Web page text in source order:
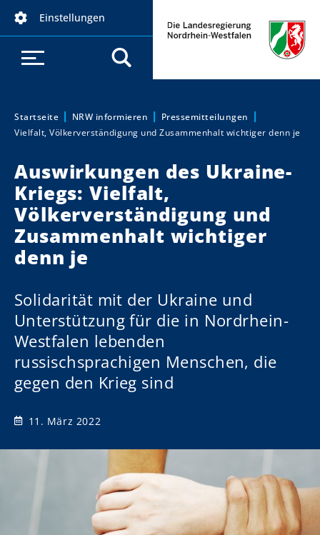
Einstellungen
Sie sind hier:
Startseite NRW informieren
Pressemitteilungen
Vielfalt, Völkerverständigung und Zusammenhalt wichtiger denn je
Auswirkungen des Ukraine-
Kriegs: Vielfalt,
Völkerverständigung und
Zusammenhalt wichtiger
denn je
Solidarität mit der Ukraine und
Unterstützung für die in Nordrhein-
Westfalen lebenden
russischsprachigen Menschen, die
gegen den Krieg sind
11. März 2022